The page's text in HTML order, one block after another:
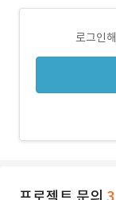
로그인